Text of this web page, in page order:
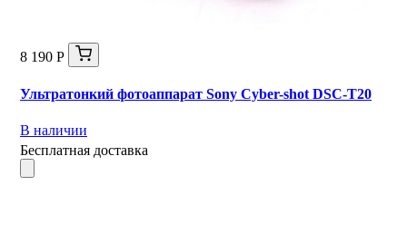
8 190 Р
Ультратонкий фотоаппарат Sony Cyber-shot DSC-T20
В наличии
Бесплатная доставка